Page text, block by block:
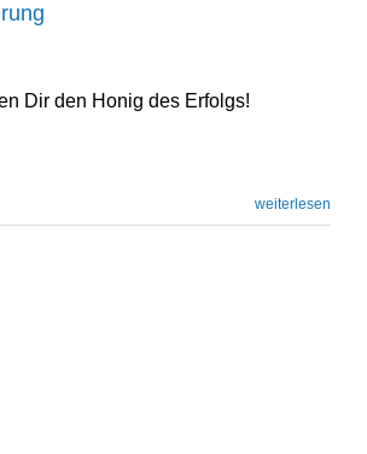
Dir den Honig des Erfolgs!
weiterlesen